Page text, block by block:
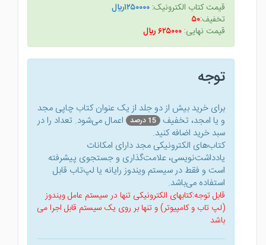
قیمت کتاب الکترونیک: ۱۲۵۰۰۰۰ريال
تخفیف:۵۰
قیمت نهایی: ۶۲۵۰۰۰ ريال
توجه
برای خرید بیش از دو جلد از یک عنوان کتاب‌ چاپی مجد
و یا امجد، تخفیف 15 درصد
اعمال می‌شود. تعداد را در
سبد خرید اضافه کنید.
کتاب‌های الکترونیکی مجد دارای امکانات
یادداشت‌نویسی، علامت‌گذاری و جستجوی پیشرفته
است و فقط در سیستم ویندوز رایانه یا لپ‌تاب قابل
استفاده می‌باشد.
قابل توجه:کتابهای الکترونیکی تنها در سیستم عامل ویندوز
(لپ تاب و کامپیوتر) و تنها بر روی یک سیستم قابل اجرا می
باشد